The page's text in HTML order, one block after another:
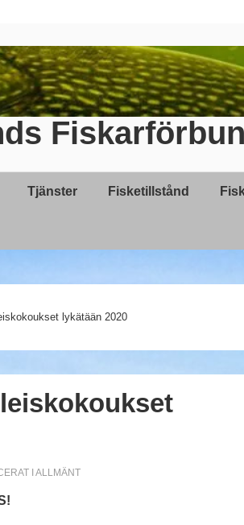
Tjänster Fisketillstånd
lykätään 2020
IALLMÄNT